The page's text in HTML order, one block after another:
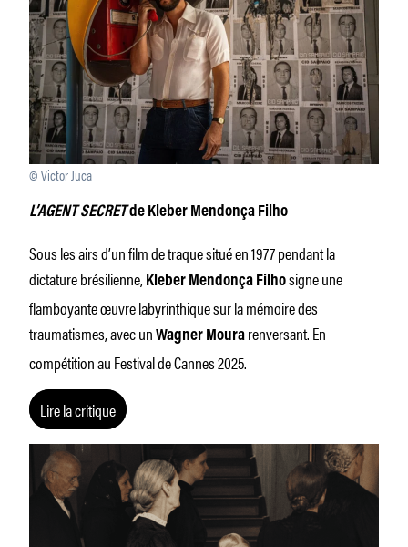
© Victor Juca
L’AGENT SECRETde Kleber Mendonça Filho
Sous les airs d’un film de traque situé en 1977 pendant la
dictature brésilienne, Kleber Mendonça Filhosigne une
flamboyante œuvre labyrinthique sur la mémoire des
traumatismes, avec un Wagner Moura renversant. En
compétition au Festival de Cannes 2025.
Lire la critique